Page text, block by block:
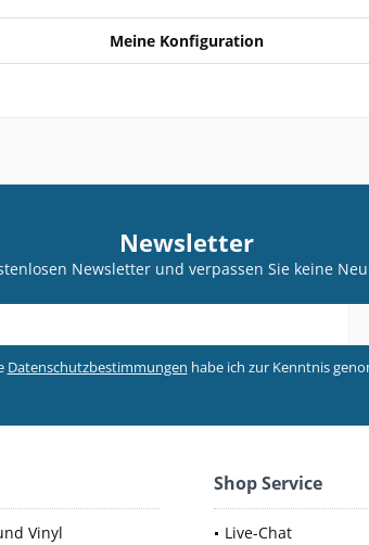
Meine Konfiguration
Newsletter
Newsletter und verpassen Sie keine
Datenschutzbestimmungen habe ich zur Kenntnis
Vinyl
Shop Service
Live-Chat